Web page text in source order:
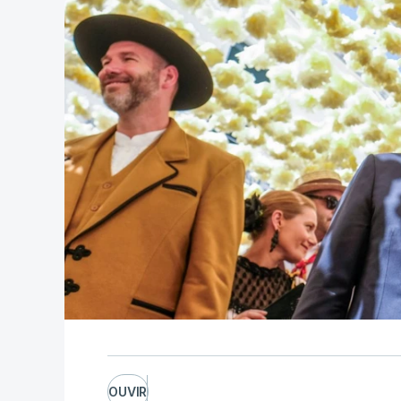
OUVIR